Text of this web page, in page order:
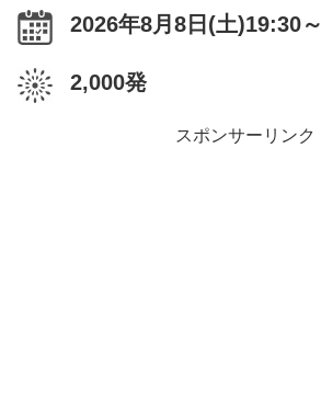
2026年8月8日(土)19:30～
2,000発
スポンサーリンク